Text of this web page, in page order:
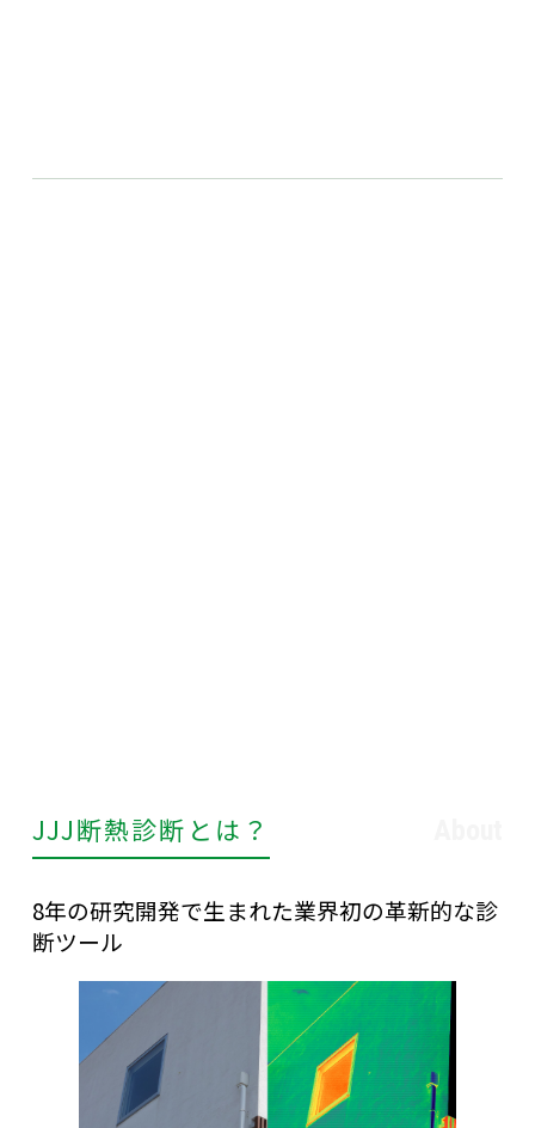
JJJ断熱診断とは？
8年の研究開発で生まれた業界初の革新的な診
断ツール